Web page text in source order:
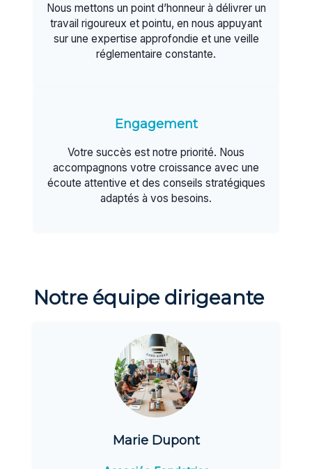
Nous mettons un point d’honneur à délivrer un
travail rigoureux et pointu, en nous appuyant
sur une expertise approfondie et une veille
réglementaire constante.
Engagement
Votre succès est notre priorité. Nous
accompagnons votre croissance avec une
écoute attentive et des conseils stratégiques
adaptés à vos besoins.
Notre équipe dirigeante
Marie Dupont